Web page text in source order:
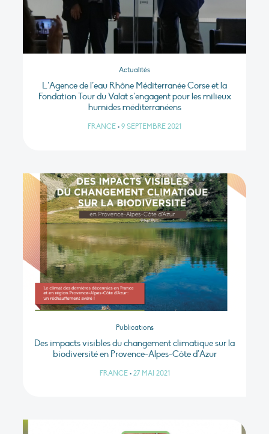
Actualités
L’Agence de l’eau Rhône Méditerranée Corse et la
Fondation Tour du Valat s’engagent pour les milieux
humides méditerranéens
FRANCE • 9 SEPTEMBRE 2021
Publications
Des impacts visibles du changement climatique sur la
biodiversité en Provence-Alpes-Côte d’Azur
FRANCE • 27 MAI 2021